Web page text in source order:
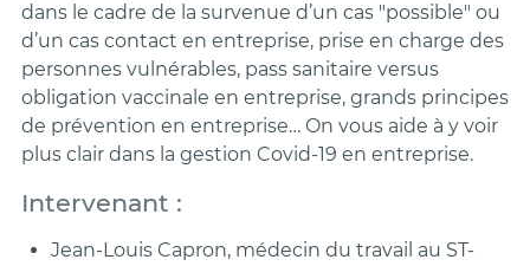
dans le cadre de la survenue d’un cas "possible" ou
d’un cas contact en entreprise, prise en charge des
personnes vulnérables, pass sanitaire versus
obligation vaccinale en entreprise, grands principes
de prévention en entreprise… On vous aide à y voir
plus clair dans la gestion Covid-19 en entreprise.
Intervenant :
Jean-Louis Capron, médecin du travail au ST-